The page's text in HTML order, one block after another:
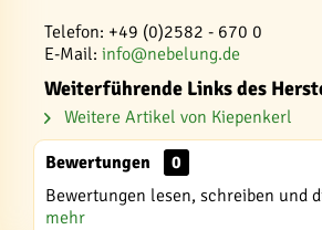
Telefon: +49 (0)2582 - 670 0
E-Mail: info@nebelung.de
Weiterführende Links des
Weitere Artikel von Kiepenkerl
Bewertungen
0
Bewertungen lesen, schreiben und
mehr